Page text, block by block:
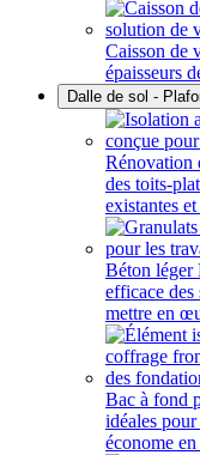
Caisson de
épaisseurs
Dalle de sol -
Rénovation
des toits-
existantes
Béton
efficace des
mettre en
Bac à fond
idéales
économe